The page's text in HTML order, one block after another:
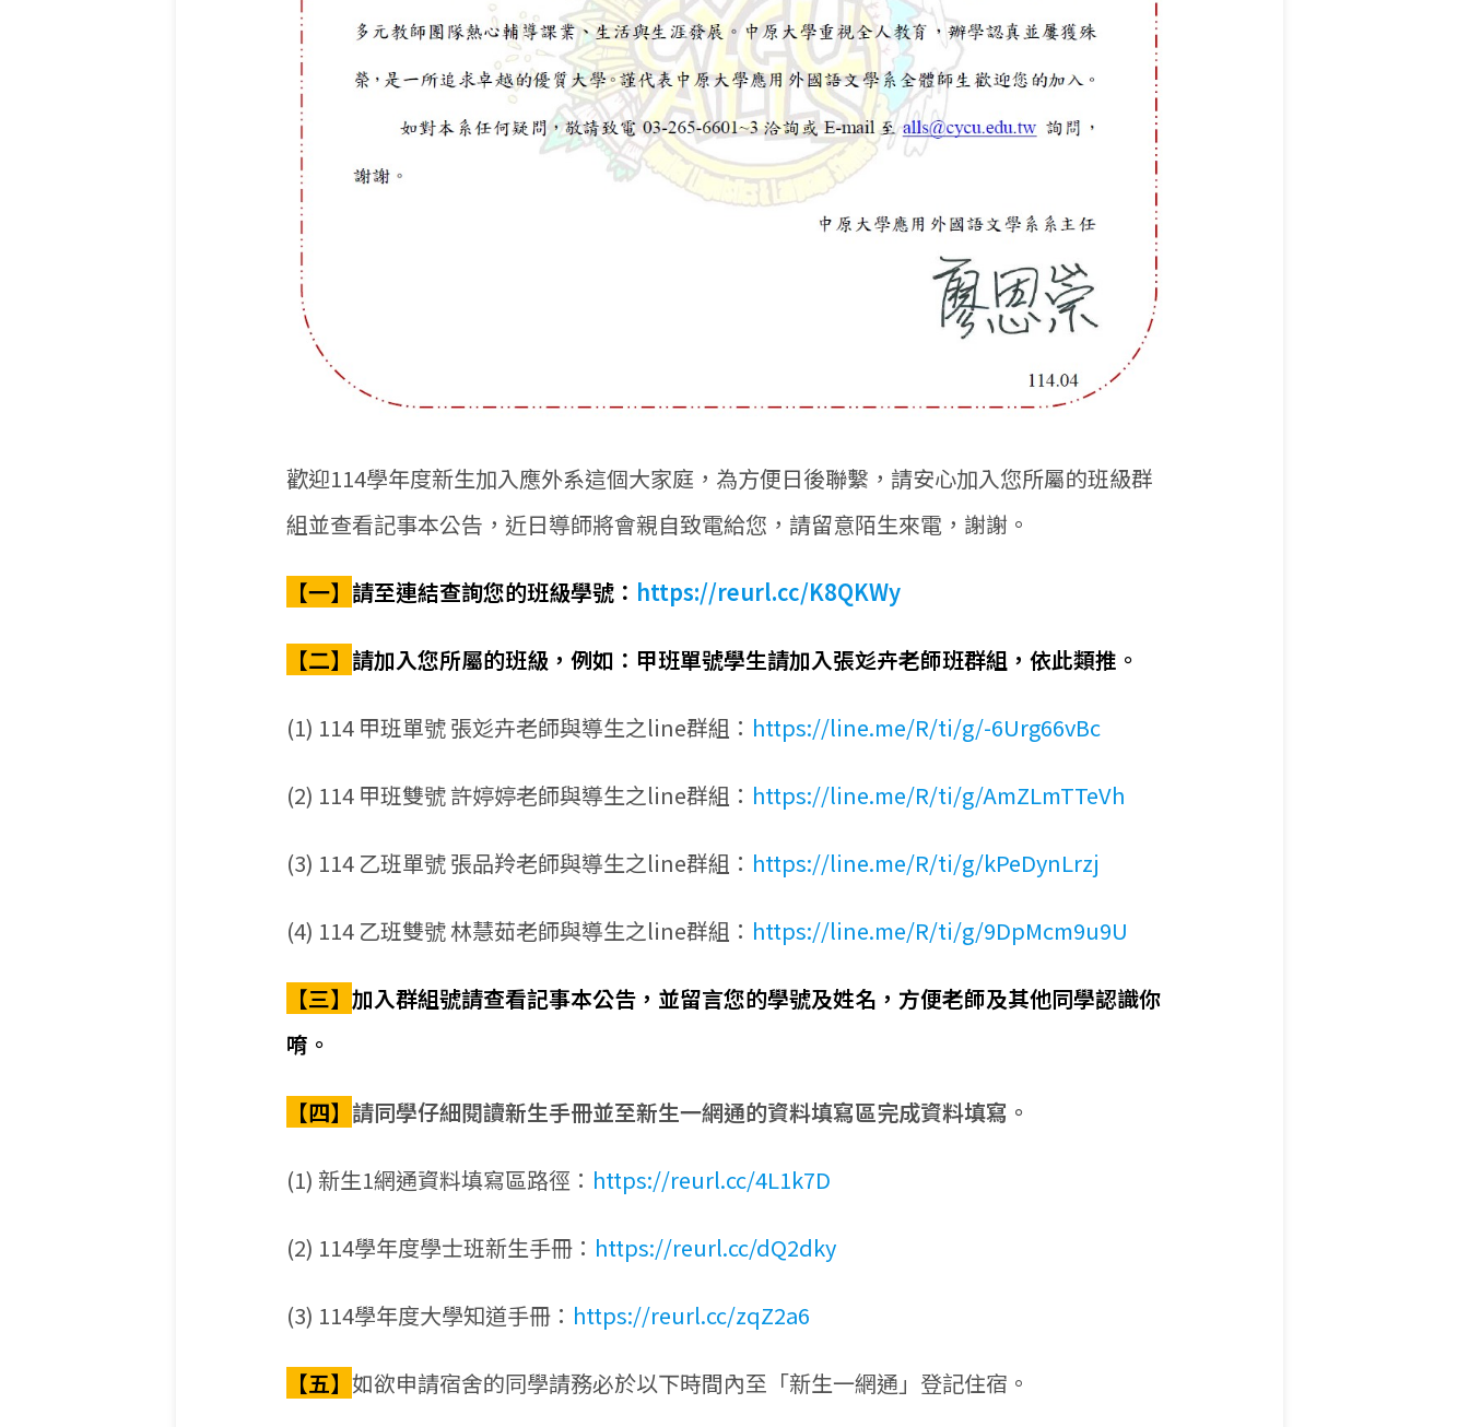
歡迎114學年度新生加入應外系這個大家庭，為方便日後聯繫，請安心加入您所屬的班級群
組並查看記事本公告，近日導師將會親自致電給您，請留意陌生來電，謝謝。
【一】 請至連結查詢您的班級學號： https://reurl.cc/K8QKWy
【二】 請加入您所屬的班級，例如：甲班單號學生請加入張彣卉老師班群組，依此類推。
(1) 114 甲班單號 張彣卉老師與導生之line群組： https://line.me/R/ti/g/-6Urg66vBc
(2) 114 甲班雙號 許婷婷老師與導生之line群組： https://line.me/R/ti/g/AmZLmTTeVh
(3) 114 乙班單號 張品羚老師與導生之line群組： https://line.me/R/ti/g/kPeDynLrzj
(4) 114 乙班雙號 林慧茹老師與導生之line群組： https://line.me/R/ti/g/9DpMcm9u9U
【三】加入群組號請查看記事本公告，並留言您的學號及姓名，方便老師及其他同學認識你
唷。
【四】 請同學仔細閱讀新生手冊並至新生一網通的資料填寫區完成資料填寫。
(1) 新生1網通資料填寫區路徑： https://reurl.cc/4L1k7D
(2) 114學年度學士班新生手冊： https://reurl.cc/dQ2dky
(3) 114學年度大學知道手冊： https://reurl.cc/zqZ2a6
【五】如欲申請宿舍的同學請務必於以下時間內至「新生一網通」登記住宿。